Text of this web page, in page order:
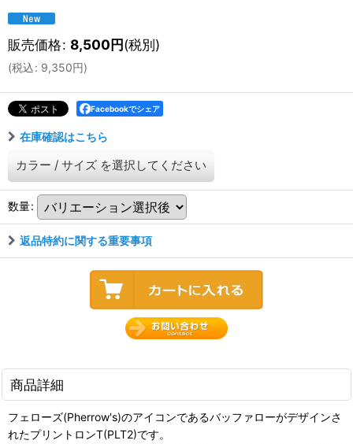
販売価格: 8,500円(税別)
(税込: 9,350円)
Facebookでシェア
在庫確認はこちら
カラー / サイズ を選択してください
数量:
返品特約に関する重要事項
商品詳細
フェローズ(Pherrow's)のアイコンであるバッファローがデザインさ
れたプリントロンT(PLT2)です。